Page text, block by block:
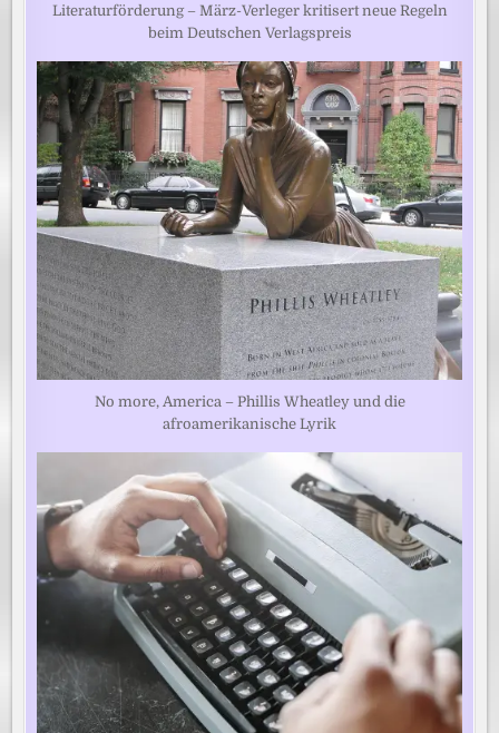
Literaturförderung – März-Verleger kritisert neue Regeln
beim Deutschen Verlagspreis
No more, America – Phillis Wheatley und die
afroamerikanische Lyrik